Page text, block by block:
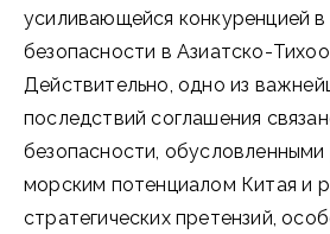
усиливающейся конкуренцией
безопасности в Азиатско-
Действительно, одно из
последствий соглашения
безопасности,
морским потенциалом Китая и
стратегических претензий,